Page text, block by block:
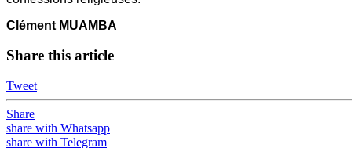
Clément MUAMBA
Share this article
Tweet
Share
share with Whatsapp
share with Telegram